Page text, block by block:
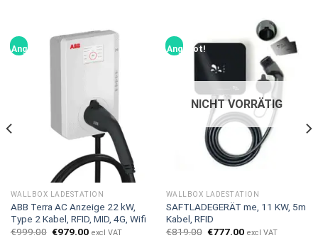
Angebot!
WALLBOX LADESTATION
ABB Terra AC Anzeige 22 kW,
Type 2 Kabel, RFID, MID, 4G, Wifi
€999.00 Ursprünglicher
€979.00Aktueller
excl VAT
Angebot!
NICHT VORRÄTIG
WALLBOX LADESTATION
SAFTLADEGERÄT me, 11 KW, 5m
Kabel, RFID
€819.00 Ursprünglicher
€777.00Aktueller
excl VAT